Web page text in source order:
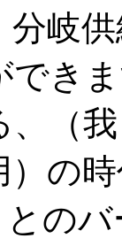
分岐
き
、（
の
の